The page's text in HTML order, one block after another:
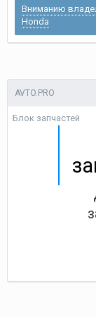
Вниманию
Honda
AVTO.PRO
Блок запчастей